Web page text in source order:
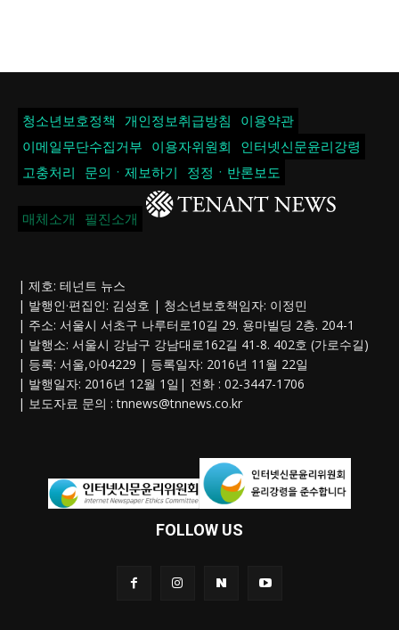
청소년보호정책 개인정보취급방침
이용약관
이메일무단수집거부
이용자위원회
인터넷신문윤리강령
고충처리
문의ㆍ제보하기 정정ㆍ반론보도
매체소개 필진소개
| 제호: 테넌트 뉴스
| 발행인·편집인: 김성호 | 청소년보호책임자: 이정민
| 주소: 서울시 서초구 나루터로10길 29. 용마빌딩 2층. 204-1
| 발행소: 서울시 강남구 강남대로162길 41-8. 402호 (가로수길)
| 등록: 서울,아04229 | 등록일자: 2016년 11월 22일
| 발행일자: 2016년 12월 1일| 전화 : 02-3447-1706
| 보도자료 문의 :tnnews@tnnews.co.kr
FOLLOW US